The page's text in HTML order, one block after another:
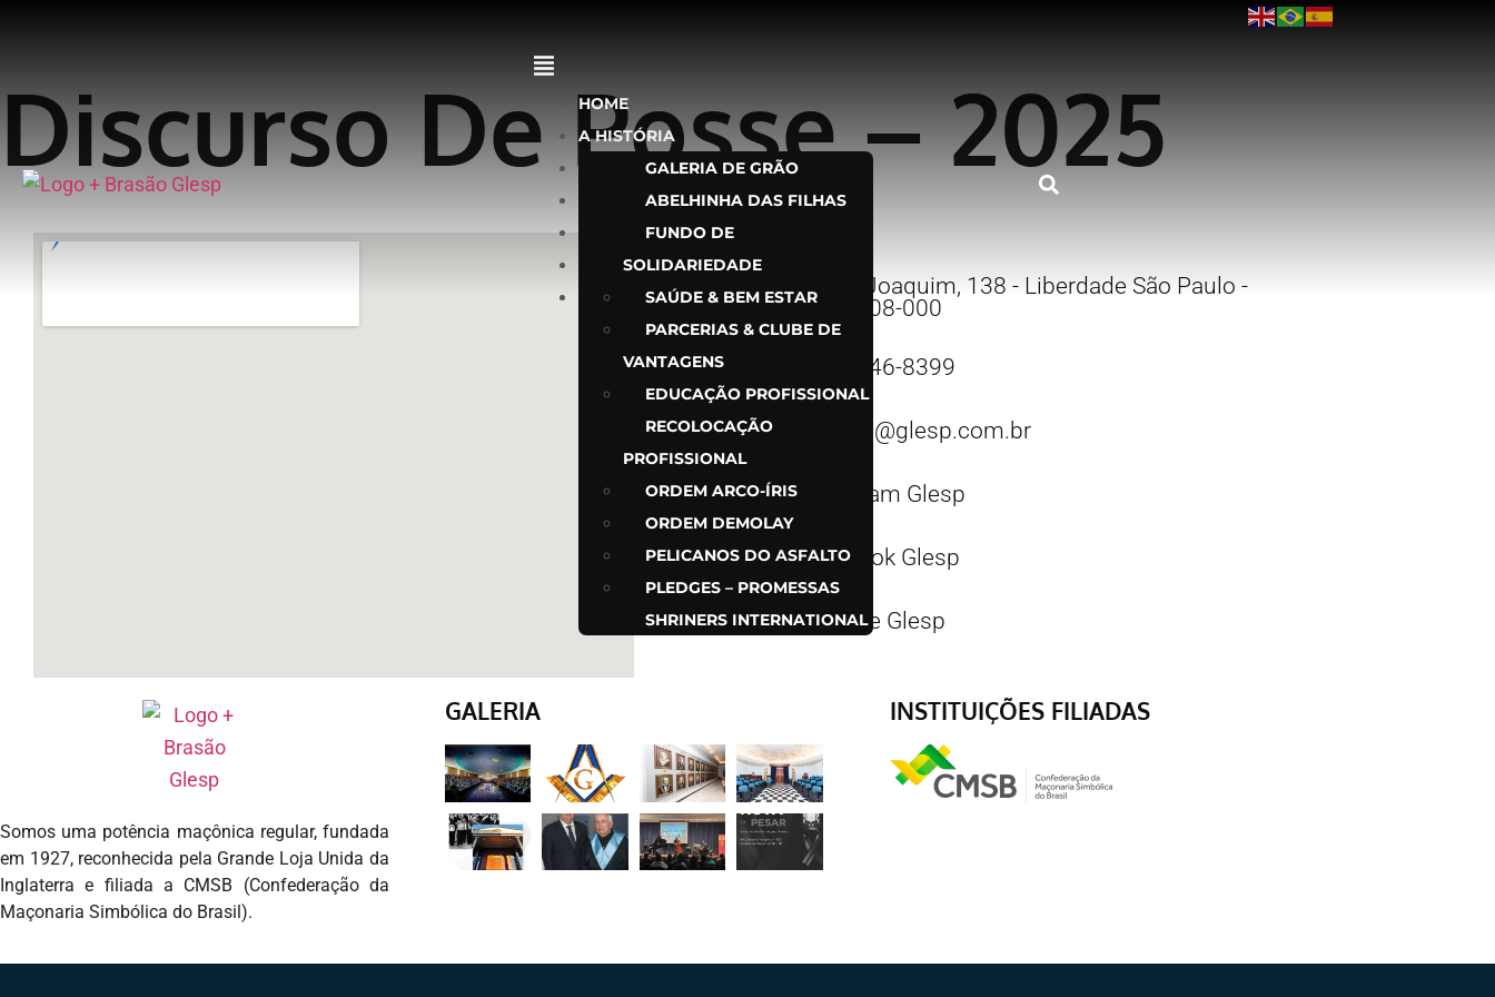
HOME
A HISTÓRIA
GALERIA DE GRÃO
MESTRES
PARAMAÇÔNICAS
ABELHINHA DAS FILHAS
DE JÓ
AMEM
BODES DO ASFALTO
ESCOTEIROS DO BRASIL
ESCUDEIROS
ESTRELA DO ORIENTE
FILHAS DE JÓ
LOWTONS
ORDEM ARCO-ÍRIS
ORDEM DEMOLAY
PELICANOS DO ASFALTO
PLEDGES – PROMESSAS
SHRINERS INTERNATIONAL
HOSPITALARIA
FUNDO DE
SOLIDARIEDADE
SAÚDE & BEM ESTAR
PARCERIAS & CLUBE DE
VANTAGENS
EDUCAÇÃO PROFISSIONAL
RECOLOCAÇÃO
PROFISSIONAL
ÚLTIMAS NOTÍCIAS
CONTATO
INTRANET
Discurso De Posse – 2025
R. São Joaquim, 138 - Liberdade São Paulo -
SP, 01508-000
(11) 3346-8399
contato@glesp.com.br
Instagram Glesp
Facebook Glesp
Youtube Glesp
Somos uma potência maçônica regular, fundada
em 1927, reconhecida pela Grande Loja Unida da
Inglaterra e filiada a CMSB (Confederação da
Maçonaria Simbólica do Brasil).
GALERIA INSTITUIÇÕES FILIADAS